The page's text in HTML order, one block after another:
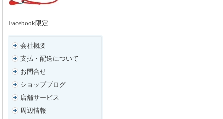
Facebook限定
会社概要
支払・配送について
お問合せ
ショップブログ
店舗サービス
周辺情報